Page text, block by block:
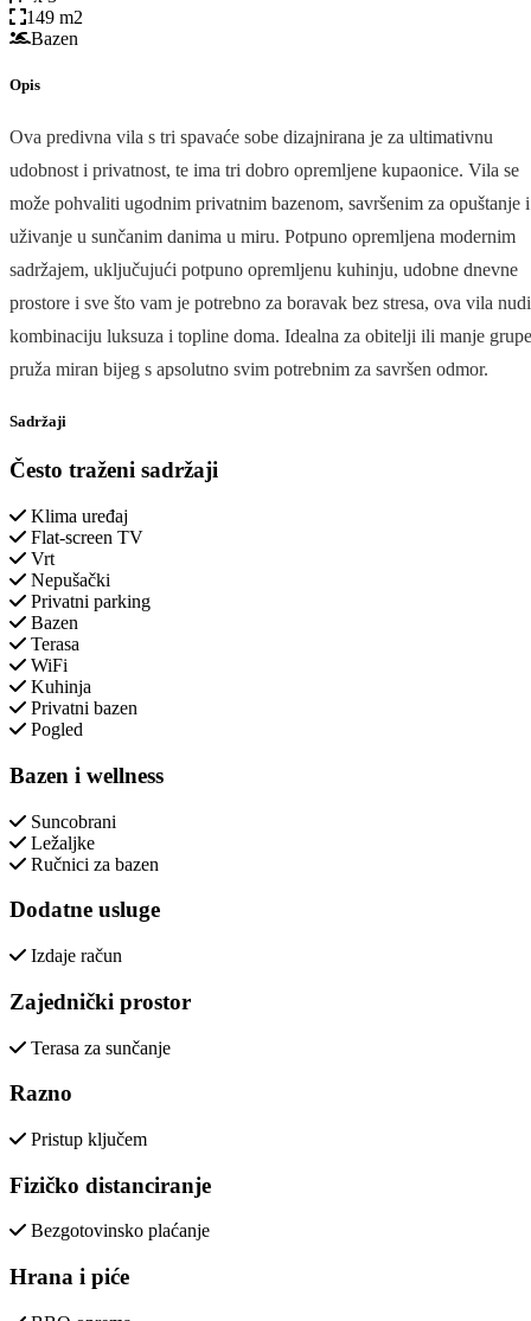
149 m2
Bazen
Opis
Ova predivna vila s tri spavaće sobe dizajnirana je za ultimativnu
udobnost i privatnost, te ima tri dobro opremljene kupaonice. Vila se
može pohvaliti ugodnim privatnim bazenom, savršenim za opuštanje i
uživanje u sunčanim danima u miru. Potpuno opremljena modernim
sadržajem, uključujući potpuno opremljenu kuhinju, udobne dnevne
prostore i sve što vam je potrebno za boravak bez stresa, ova vila nudi
kombinaciju luksuza i topline doma. Idealna za obitelji ili manje
pruža miran bijeg s apsolutno svim potrebnim za savršen odmor.
Sadržaji
Često traženi sadržaji
Klima uređaj
Flat-screen TV
Vrt
Nepušački
Privatni parking
Bazen
Terasa
WiFi
Kuhinja
Privatni bazen
Pogled
Bazen i wellness
Suncobrani
Ležaljke
Ručnici za bazen
Dodatne usluge
Izdaje račun
Zajednički prostor
Terasa za sunčanje
Razno
Pristup ključem
Fizičko distanciranje
Bezgotovinsko plaćanje
Hrana i piće